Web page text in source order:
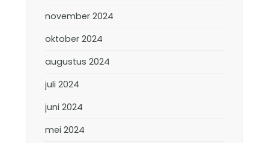
november 2024
oktober 2024
augustus 2024
juli 2024
juni 2024
mei 2024